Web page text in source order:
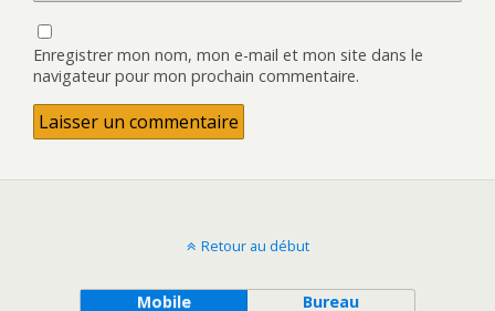
Enregistrer mon nom, mon e-mail et mon site dans le
navigateur pour mon prochain commentaire.
Retour au début
Mobile Bureau